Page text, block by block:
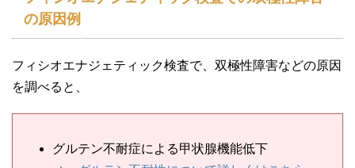
の原因例
フィシオエナジェティック検査で、双極性障害などの原因
を調べると、
グルテン不耐症による甲状腺機能低下